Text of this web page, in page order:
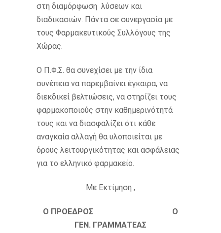
στη διαμόρφωση λύσεων και
διαδικασιών. Πάντα σε συνεργασία με
τους Φαρμακευτικούς Συλλόγους της
Χώρας.
Ο Π.Φ.Σ. θα συνεχίσει με την ίδια
συνέπεια να παρεμβαίνει έγκαιρα, να
διεκδικεί βελτιώσεις, να στηρίζει τους
φαρμακοποιούς στην καθημερινότητά
τους και να διασφαλίζει ότι κάθε
αναγκαία αλλαγή θα υλοποιείται με
όρους λειτουργικότητας και ασφάλειας
για το ελληνικό φαρμακείο.
Με Εκτίμηση ,
Ο ΠΡΟΕΔΡΟΣ Ο
ΓΕΝ. ΓΡΑΜΜΑΤΕΑΣ